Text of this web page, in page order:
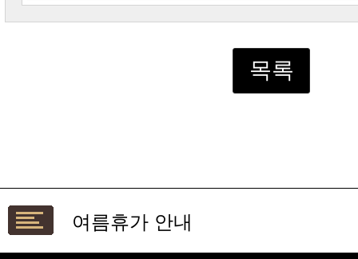
목록
여름휴가 안내
설연휴 배송안내입니다